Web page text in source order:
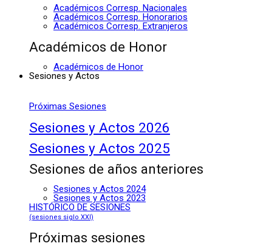
Académicos Corresp. Nacionales
Académicos Corresp. Honorarios
Académicos Corresp. Extranjeros
Académicos de Honor
Académicos de Honor
Sesiones y Actos
Próximas Sesiones
Sesiones y Actos 2026
Sesiones y Actos 2025
Sesiones de años anteriores
Sesiones y Actos 2024
Sesiones y Actos 2023
HISTÓRICO DE SESIONES
(sesiones siglo XXI)
Próximas sesiones